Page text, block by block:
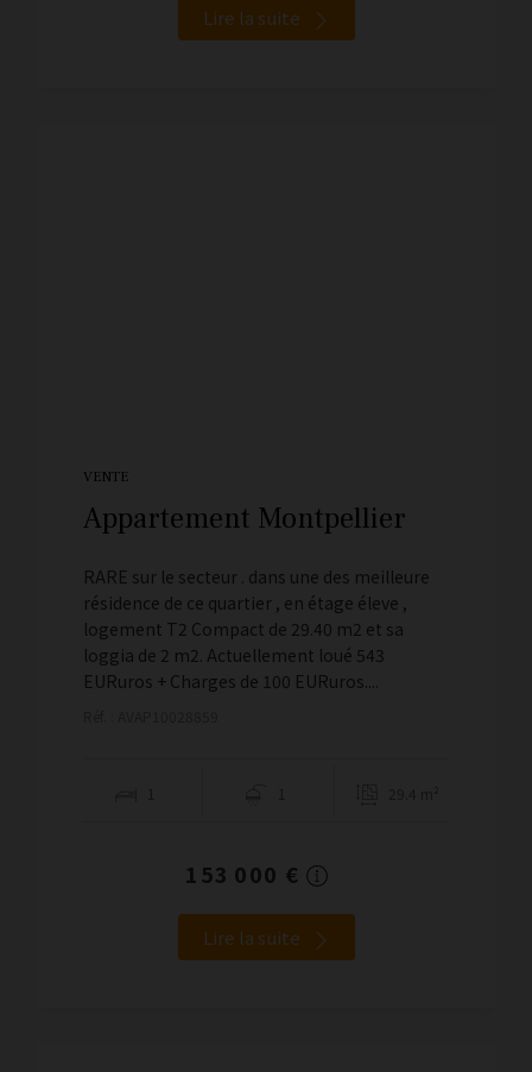
Lire la suite
VENTE
Appartement Montpellier
RARE sur le secteur . dans une des meilleure
résidence de ce quartier , en étage éleve ,
logement T2 Compact de 29.40 m2 et sa
loggia de 2 m2. Actuellement loué 543
EURuros + Charges de 100 EURuros....
153 000 €
Lire la suite